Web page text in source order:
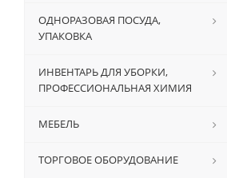
ОДНОРАЗОВАЯ ПОСУДА,
УПАКОВКА
ИНВЕНТАРЬ ДЛЯ УБОРКИ,
ПРОФЕССИОНАЛЬНАЯ ХИМИЯ
МЕБЕЛЬ
ТОРГОВОЕ ОБОРУДОВАНИЕ